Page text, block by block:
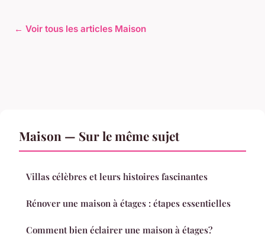
← Voir tous les articles Maison
Maison — Sur le même sujet
Villas célèbres et leurs histoires fascinantes
Rénover une maison à étages : étapes essentielles
Comment bien éclairer une maison à étages?